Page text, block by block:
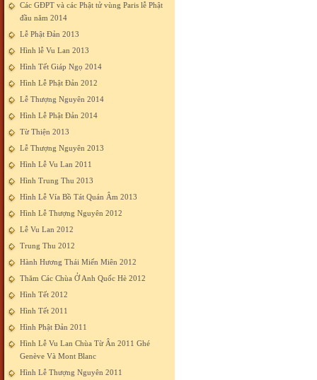
Các GĐPT và các Phật tử vùng Paris lễ Phật
đầu năm 2014
Lễ Phật Đản 2013
Hình lễ Vu Lan 2013
Hình Tết Giáp Ngọ 2014
Hình Lễ Phật Đản 2012
Lễ Thượng Nguyên 2014
Hình Lễ Phật Đản 2014
Từ Thiện 2013
Lễ Thượng Nguyên 2013
Hình Lễ Vu Lan 2011
Hình Trung Thu 2013
Hình Lễ Vía Bồ Tát Quán Âm 2013
Hình Lễ Thượng Nguyên 2012
Lễ Vu Lan 2012
Trung Thu 2012
Hành Hương Thái Miến Miên 2012
Thăm Các Chùa Ở Anh Quốc Hè 2012
Hình Tết 2012
Hình Tết 2011
Hình Phật Đản 2011
Hình Lễ Vu Lan Chùa Từ Ân 2011 Ghé
Genève Và Mont Blanc
Hình Lễ Thượng Nguyên 2011